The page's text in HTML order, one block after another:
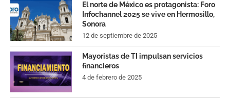
El norte de México es protagonista: Foro
Infochannel 2025 se vive en Hermosillo,
Sonora
12 de septiembre de 2025
Mayoristas de TI impulsan servicios
financieros
4 de febrero de 2025